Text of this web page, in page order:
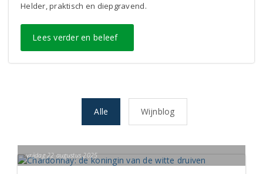
Helder, praktisch en diepgravend.
Lees verder en beleef
Alle Wijnblog
vrijdag 22 augustus 2025